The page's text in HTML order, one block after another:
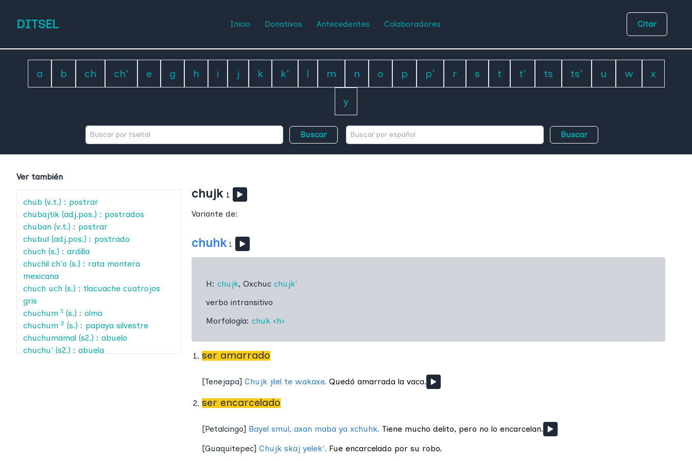
DITSEL Inicio Donativos Antecedentes Colaboradores Citar
a b ch ch' e g h i j k k' l m n o p p' r s t t' ts ts' u w x
y
Buscar Buscar
Ver también
chub (v.t.) : postrar
chubajtik (adj.pos.) : postrados
chuban (v.t.) : postrar
chubul (adj.pos.) : postrado
chuch (s.) : ardilla
chuchil ch'o (s.) : rata montera
mexicana
chuch uch (s.) : tlacuache cuatrojos
gris
chuchum 1 (s.) : olmo
chuchum 2 (s.) : papaya silvestre
chuchumamal (s2.) : abuelo
chuchu' (s2.) : abuela
chujk 1
Variante de:
chuhk 1
H: chujk, Oxchuc chujk'
verbo intransitivo
Morfología: chuk ‹h›
ser amarrado
[Tenejapa] Chujk jilel te wakaxe. Quedó amarrada la vaca.
ser encarcelado
[Petalcingo] Bayel smul, axan maba ya xchuhk. Tiene mucho delito, pero no lo encarcelan.
[Guaquitepec] Chujk skaj yelek'. Fue encarcelado por su robo.